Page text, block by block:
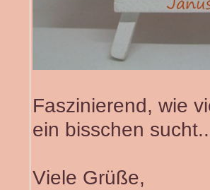
Faszinierend, wie
ein bisschen
Viele Grüße,